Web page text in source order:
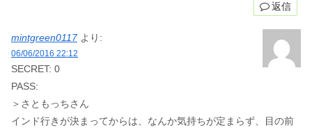
返信
mintgreen0117 より:
06/06/2016 22:12
SECRET: 0
PASS:
＞さともっちさん
インド行きが決まってからは、なんか気持ちが定まらず、目の前